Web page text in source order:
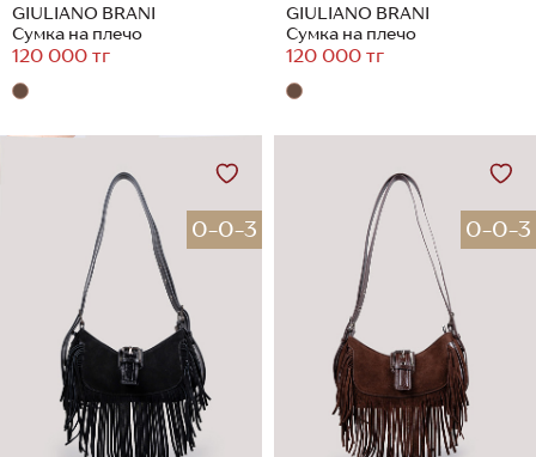
GIULIANO BRANI
Сумка на плечо
120 000 тг
GIULIANO BRANI
Сумка на плечо
120 000 тг
0-0-3 0-0-3